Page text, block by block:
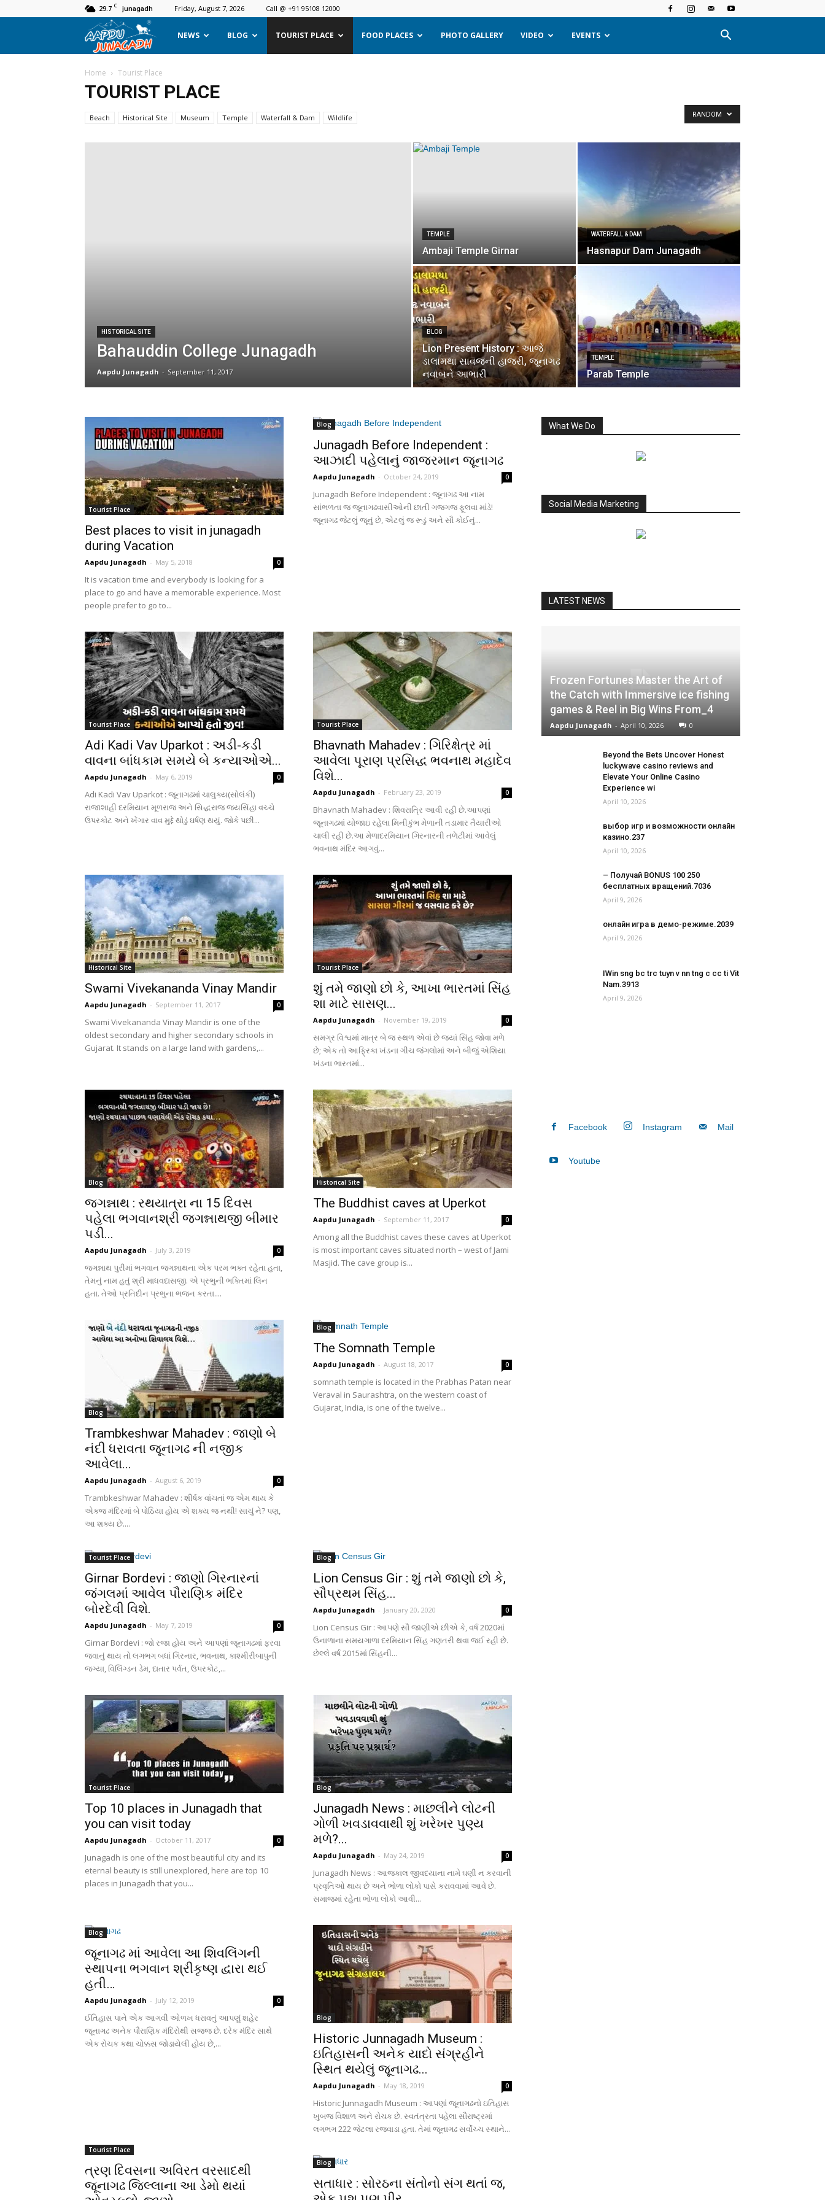
29.7 C junagadh Friday, August 7, 2026 Call @ +91 95108 12000
Aapdu
NEWS BLOG TOURIST PLACE FOOD PLACES PHOTO GALLERY VIDEO EVENTS
Home Tourist Place
TOURIST PLACE
Beach Historical Site Museum Temple Waterfall & Dam Wildlife RANDOM
HISTORICAL SITE
Bahauddin College Junagadh
Aapdu Junagadh - September 11, 2017
TEMPLE
Ambaji Temple Girnar
WATERFALL & DAM
Hasnapur Dam Junagadh
BLOG
Lion Present History : આજે
ડાલામથા સાવજની હાજરી, જૂનાગઢ
નવાબને આભારી
TEMPLE
Parab Temple
Tourist Place
Best places to visit in junagadh
during Vacation
Aapdu Junagadh - May 5, 2018 0
It is vacation time and everybody is looking for a
place to go and have a memorable experience. Most
people prefer to go to...
Blog
Junagadh Before Independent :
આઝાદી પહેલાનું જાજરમાન જૂનાગઢ
Aapdu Junagadh - October 24, 2019 0
Junagadh Before Independent : જૂનાગઢ આ નામ
સાંભળતા જ જૂનાગઢવાસીઓની છાતી ગજગજ ફૂલવા માંડે!
જૂનાગઢ જેટલું જૂનું છે, એટલું જ રૂડું અને સૌ કોઈનું...
Tourist Place
Adi Kadi Vav Uparkot : અડી-કડી
વાવના બાંધકામ સમયે બે કન્યાઓએ...
Aapdu Junagadh - May 6, 2019 0
Adi Kadi Vav Uparkot : જૂનાગઢમાં ચાલુક્ય(સોલંકી)
રાજાશાહી દરમિયાન મૂળરાજ અને સિદ્ધરાજ જયસિંહા વચ્ચે
ઉપરકોટ અને ખેંગાર વાવ મુદ્દે થોડું ઘર્ષણ થયું. જોકે પછી...
Tourist Place
Bhavnath Mahadev : ગિરિક્ષેત્ર માં
આવેલા પૂરાણ પ્રસિદ્ધ ભવનાથ મહાદેવ
વિશે...
Aapdu Junagadh - February 23, 2019 0
Bhavnath Mahadev : શિવરાત્રિ આવી રહી છે.આપણાં
જૂનાગઢમાં યોજાઇ રહેલા મિનીકુંભ મેળાની તડામાર તૈયારીઓ
ચાલી રહી છે.આ મેળાદરમિયાન ગિરનારની તળેટીમાં આવેલું
ભવનાથ મંદિર આગવું...
Historical Site
Swami Vivekananda Vinay Mandir
Aapdu Junagadh - September 11, 2017 0
Swami Vivekananda Vinay Mandir is one of the
oldest secondary and higher secondary schools in
Gujarat. It stands on a large land with gardens,...
Tourist Place
શું તમે જાણો છો કે, આખા ભારતમાં સિંહ
શા માટે સાસણ...
Aapdu Junagadh - November 19, 2019 0
સમગ્ર વિશ્વમાં માત્ર બે જ સ્થળ એવાં છે જ્યાં સિંહ જોવા મળે
છે; એક તો આફ્રિકા ખંડના ગીચ જંગલોમાં અને બીજું એશિયા
ખંડના ભારતમાં...
Blog
જગન્નાથ : રથયાત્રા ના 15 દિવસ
પહેલા ભગવાનશ્રી જગન્નાથજી બીમાર
પડી...
Aapdu Junagadh - July 3, 2019 0
જગન્નાથ પુરીમાં ભગવાન જગન્નાથના એક પરમ ભક્ત રહેતા હતા,
તેમનું નામ હતું શ્રી માધવદાસજી. એ પ્રભુની ભક્તિમાં લિન
હતા. તેઓ પ્રતિદીન પ્રભુના ભજન કરતા....
Historical Site
The Buddhist caves at Uperkot
Aapdu Junagadh - September 11, 2017 0
Among all the Buddhist caves these caves at Uperkot
is most important caves situated north – west of Jami
Masjid. The cave group is...
Blog
Trambkeshwar Mahadev : જાણો બે
નંદી ધરાવતા જૂનાગઢ ની નજીક
આવેલા...
Aapdu Junagadh - August 6, 2019 0
Trambkeshwar Mahadev : શીર્ષક વાંચતાં જ એમ થાય કે
એકજ મંદિરમાં બે પોઠિયા હોય એ શક્ય જ નથી! સાચું ને? પણ,
આ શક્ય છે....
Blog
The Somnath Temple
Aapdu Junagadh - August 18, 2017 0
somnath temple is located in the Prabhas Patan near
Veraval in Saurashtra, on the western coast of
Gujarat, India, is one of the twelve...
Tourist Place
Girnar Bordevi : જાણો ગિરનારનાં
જંગલમાં આવેલ પૌરાણિક મંદિર
બોરદેવી વિશે.
Aapdu Junagadh - May 7, 2019 0
Girnar Bordevi : જો રજા હોય અને આપણાં જૂનાગઢમાં ફરવા
જવાનું થાય તો લગભગ બધાં ગિરનાર, ભવનાથ, કાશ્મીરીબાપુની
જગ્યા, વિલિંગ્ડન ડેમ, દાતાર પર્વત, ઉપરકોટ,...
Blog
Lion Census Gir : શું તમે જાણો છો કે,
સૌપ્રથમ સિંહ...
Aapdu Junagadh - January 20, 2020 0
Lion Census Gir : આપણે સૌ જાણીએ છીએ કે, વર્ષ 2020માં
ઉનાળાના સમયગાળા દરમિયાન સિંહ ગણતરી થવા જઈ રહી છે.
છેલ્લે વર્ષ 2015માં સિંહની...
Tourist Place
Top 10 places in Junagadh that
you can visit today
Aapdu Junagadh - October 11, 2017 0
Junagadh is one of the most beautiful city and its
eternal beauty is still unexplored, here are top 10
places in Junagadh that you...
Blog
Junagadh News : માછલીને લોટની
ગોળી ખવડાવવાથી શું ખરેખર પુણ્ય
મળે?...
Aapdu Junagadh - May 24, 2019 0
Junagadh News : આજકાલ જીવદયાના નામે ઘણી ન કરવાની
પ્રવૃતિઓ થાય છે અને ભોળા લોકો પાસે કરાવવામાં આવે છે.
સમાજમાં રહેતા ભોળા લોકો આવી...
Blog
જૂનાગઢ માં આવેલા આ શિવલિંગની
સ્થાપના ભગવાન શ્રીકૃષ્ણ દ્વારા થઈ
હતી…
Aapdu Junagadh - July 12, 2019 0
ઈતિહાસ પાને એક આગવી ઓળખ ધરાવતું આપણું શહેર
જૂનાગઢ અનેક પૌરાણિક મંદિરોથી સજ્જ છે. દરેક મંદિર સાથે
એક રોચક કથા ચોક્કસ જોડાયેલી હોય છે,...
Blog
Historic Junnagadh Museum :
ઇતિહાસની અનેક યાદો સંગ્રહીને
સ્થિત થયેલું જૂનાગઢ...
Aapdu Junagadh - May 18, 2019 0
Historic Junnagadh Museum : આપણાં જૂનાગઢનો ઇતિહાસ
ખુબજ વિશાળ અને રોચક છે. સ્વતંત્રતા પહેલા સૌરાષ્ટ્રમાં
લગભગ 222 જેટલા રજવાડા હતા. તેમાં જૂનાગઢ સર્વોચ્ચ સ્થાને...
Tourist Place
ત્રણ દિવસના અવિરત વરસાદથી
જૂનાગઢ જિલ્લાના આ ડેમો થયાં
Blog
સતાધાર : સોરઠના સંતોનો સંગ થતાં જ,
What We Do
Social Media Marketing
LATEST NEWS
Frozen Fortunes Master the Art of
the Catch with Immersive ice fishing
games & Reel in Big Wins From_4
Aapdu Junagadh - April 10, 2026 0
Beyond the Bets Uncover Honest
luckywave casino reviews and
Elevate Your Online Casino
Experience wi
April 10, 2026
выбор игр и возможности онлайн
казино.237
April 10, 2026
– Получай BONUS 100 250
бесплатных вращений.7036
April 9, 2026
онлайн игра в демо-режиме.2039
April 9, 2026
IWin sng bc trc tuyn v nn tng c cc ti Vit
Nam.3913
April 9, 2026
Facebook Instagram Mail
Youtube